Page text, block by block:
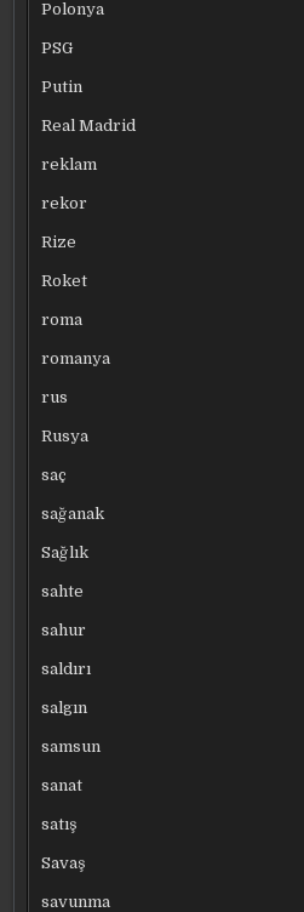
Polonya
PSG
Putin
Real Madrid
reklam
rekor
Rize
Roket
roma
romanya
rus
Rusya
saç
sağanak
Sağlık
sahte
sahur
saldırı
salgın
samsun
sanat
satış
Savaş
savunma